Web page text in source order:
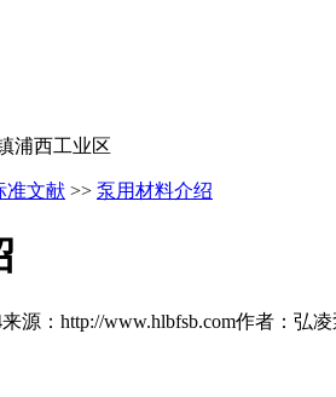
浦西工业区
准文献 >> 泵用材料介绍
来源： http://www.hlbfsb.com作者： 弘凌